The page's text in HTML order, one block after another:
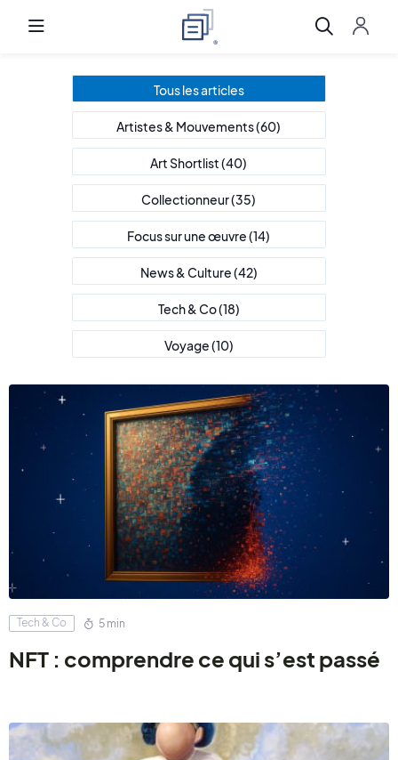
Tous les articles
Artistes & Mouvements(60)
Art Shortlist(40)
Collectionneur(35)
Focus sur une œuvre(14)
News & Culture(42)
Tech & Co(18)
Voyage(10)
Tech & Co 5 min
NFT : comprendre ce qui s’est passé